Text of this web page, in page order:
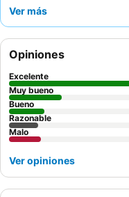
la disposición del
del bufé principal y la
exclusiva, considere
obtener un servicio de
de playa exclusivas.
Ver más
Opiniones
Excelente
Muy bueno
Bueno
Razonable
Malo
Ver opiniones